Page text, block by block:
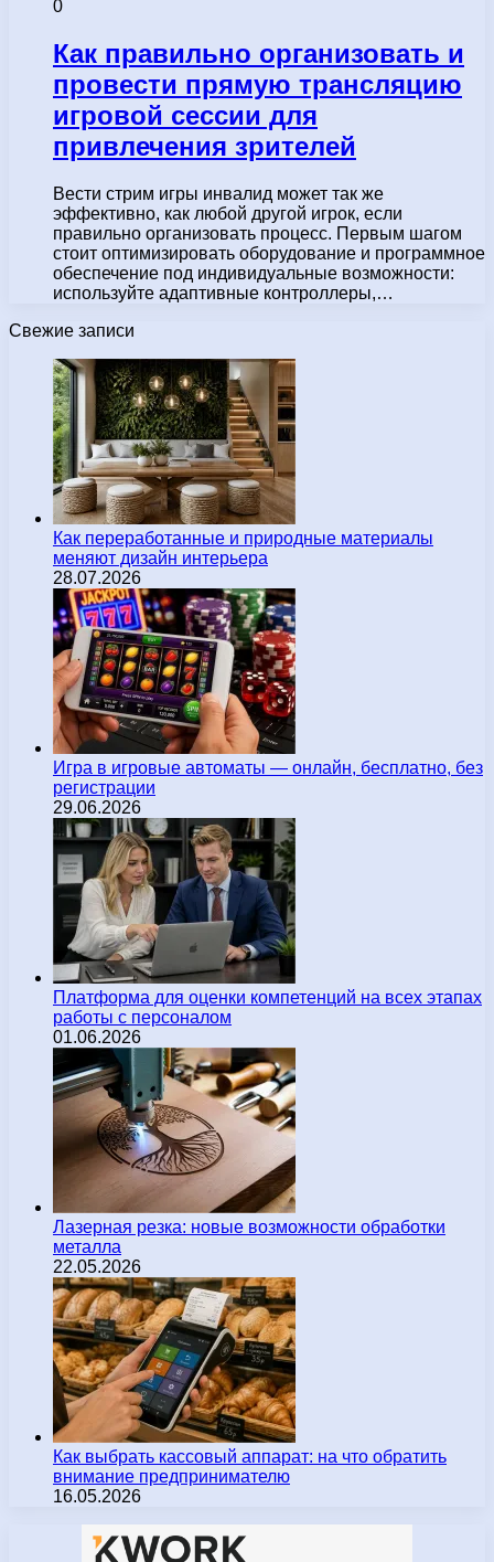
0
Как правильно организовать и
провести прямую трансляцию
игровой сессии для
привлечения зрителей
Вести стрим игры инвалид может так же
эффективно, как любой другой игрок, если
правильно организовать процесс. Первым шагом
стоит оптимизировать оборудование и программное
обеспечение под индивидуальные возможности:
используйте адаптивные контроллеры,…
Свежие записи
Как переработанные и природные материалы
меняют дизайн интерьера
28.07.2026
Игра в игровые автоматы — онлайн, бесплатно, без
регистрации
29.06.2026
Платформа для оценки компетенций на всех этапах
работы с персоналом
01.06.2026
Лазерная резка: новые возможности обработки
металла
22.05.2026
Как выбрать кассовый аппарат: на что обратить
внимание предпринимателю
16.05.2026